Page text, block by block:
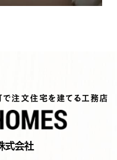
で注文住宅を建てる工務店
式会社